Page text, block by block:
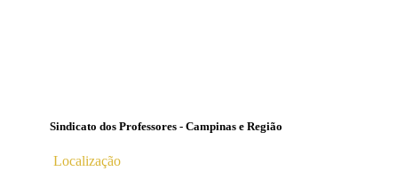
Sindicato dos Professores - Campinas e Região
Localização